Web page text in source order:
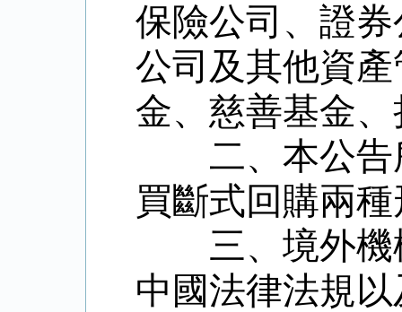
保險公司、證
公司及其他資
金、慈善基金
二、本公告
買斷式回購兩
三、境外機
中國法律法規